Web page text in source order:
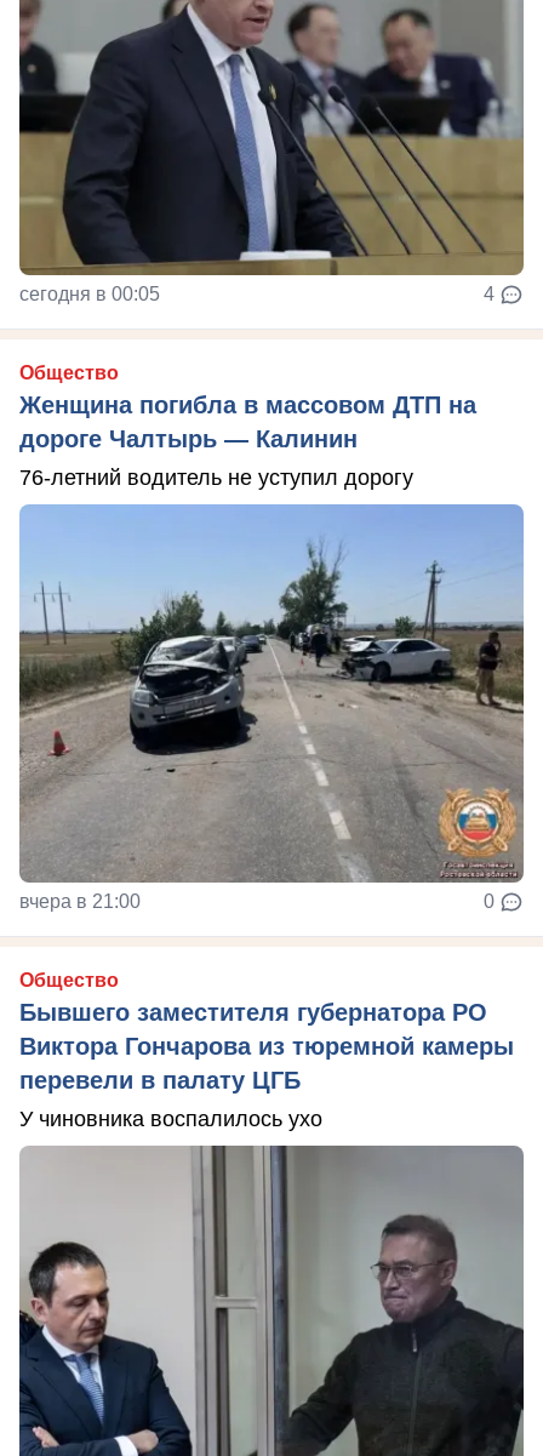
сегодня в 00:05 4
Общество
Женщина погибла в массовом ДТП на
дороге Чалтырь — Калинин
76-летний водитель не уступил дорогу
вчера в 21:00 0
Общество
Бывшего заместителя губернатора РО
Виктора Гончарова из тюремной камеры
перевели в палату ЦГБ
У чиновника воспалилось ухо